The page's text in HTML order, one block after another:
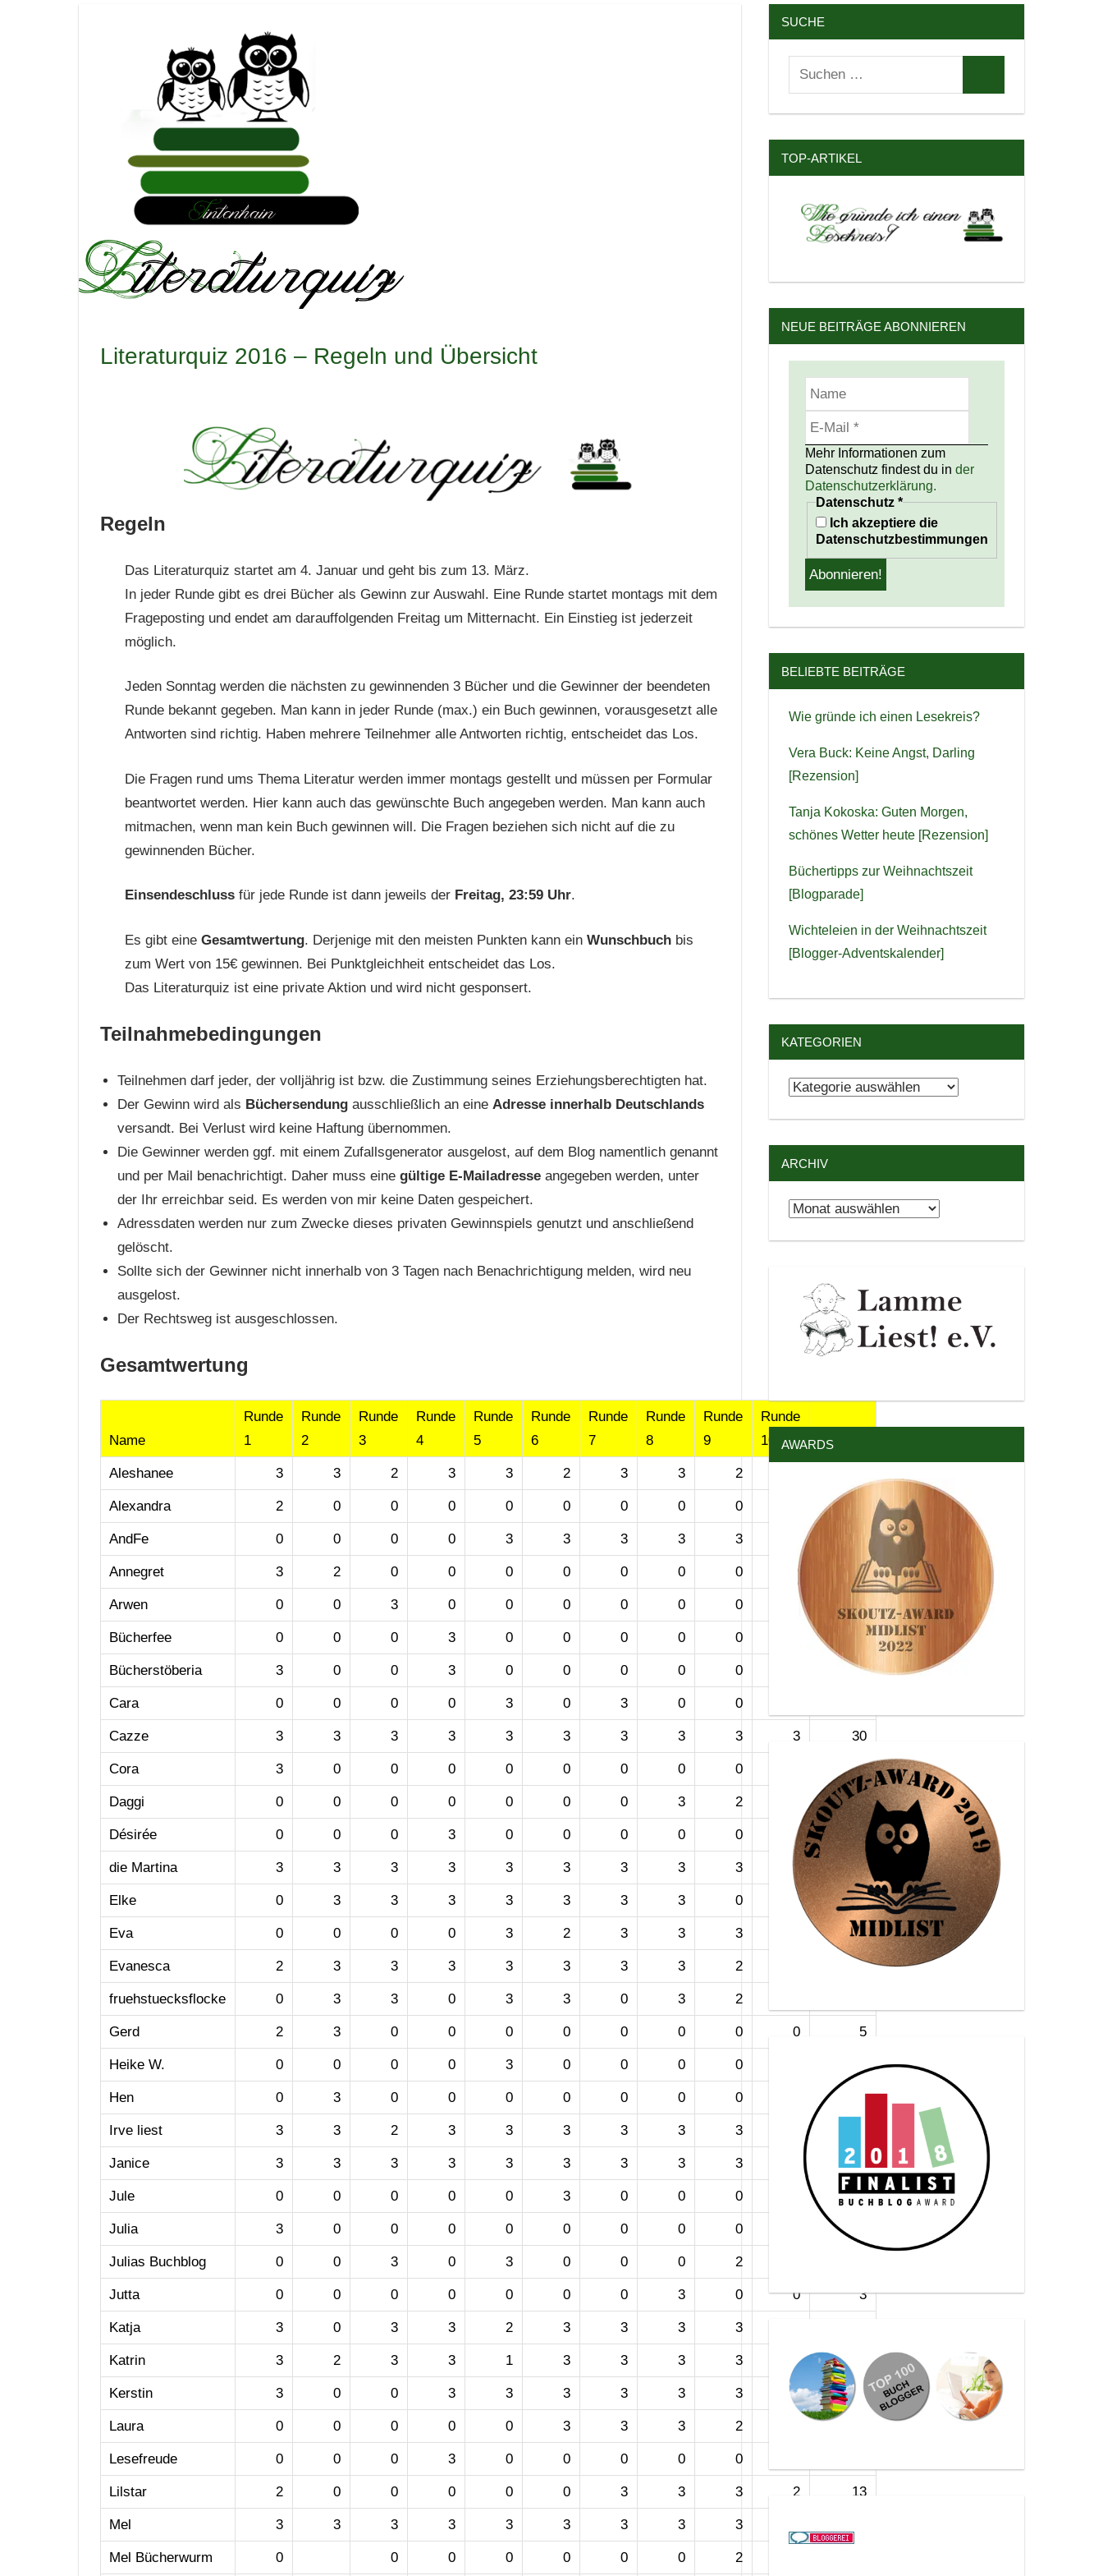
Literaturquiz 2016 – Regeln und Übersicht
Regeln
Das Literaturquiz startet am 4. Januar und geht bis zum 13. März.
In jeder Runde gibt es drei Bücher als Gewinn zur Auswahl. Eine Runde startet montags mit dem
Frageposting und endet am darauffolgenden Freitag um Mitternacht. Ein Einstieg ist jederzeit
möglich.
Jeden Sonntag werden die nächsten zu gewinnenden 3 Bücher und die Gewinner der beendeten
Runde bekannt gegeben. Man kann in jeder Runde (max.) ein Buch gewinnen, vorausgesetzt alle
Antworten sind richtig. Haben mehrere Teilnehmer alle Antworten richtig, entscheidet das Los.
Die Fragen rund ums Thema Literatur werden immer montags gestellt und müssen per Formular
beantwortet werden. Hier kann auch das gewünschte Buch angegeben werden. Man kann auch
mitmachen, wenn man kein Buch gewinnen will. Die Fragen beziehen sich nicht auf die zu
gewinnenden Bücher.
Einsendeschlussfür jede Runde ist dann jeweils der Freitag, 23:59 Uhr.
Es gibt eine Gesamtwertung. Derjenige mit den meisten Punkten kann ein Wunschbuchbis
zum Wert von 15€ gewinnen. Bei Punktgleichheit entscheidet das Los.
Das Literaturquiz ist eine private Aktion und wird nicht gesponsert.
Teilnahmebedingungen
Teilnehmen darf jeder, der volljährig ist bzw. die Zustimmung seines Erziehungsberechtigten hat.
Der Gewinn wird als Büchersendungausschließlich an eine Adresse innerhalb Deutschlands
versandt. Bei Verlust wird keine Haftung übernommen.
Die Gewinner werden ggf. mit einem Zufallsgenerator ausgelost, auf dem Blog namentlich genannt
und per Mail benachrichtigt. Daher muss eine gültige E-Mailadresseangegeben werden, unter
der Ihr erreichbar seid. Es werden von mir keine Daten gespeichert.
Adressdaten werden nur zum Zwecke dieses privaten Gewinnspiels genutzt und anschließend
gelöscht.
Sollte sich der Gewinner nicht innerhalb von 3 Tagen nach Benachrichtigung melden, wird neu
ausgelost.
Der Rechtsweg ist ausgeschlossen.
Gesamtwertung
Name
Runde
1
Runde
2
Runde
3
Runde
4
Runde
5
Runde
6
Runde
7
Runde
8
Runde
9
Runde
10
Gesamt
Aleshanee 3 3 2 3 3 2 3 3 2
Alexandra 2 0 0 0 0 0 0 0 0
AndFe 0 0 0 0 3 3 3 3 3
Annegret 3 2 0 0 0 0 0 0 0 0 5
Arwen 0 0 3 0 0 0 0 0 0 0 3
Bücherfee 0 0 0 3 0 0 0 0 0 3
Bücherstöberia 3 0 0 3 0 0 0 0 0 6
Cara 0 0 0 0 3 0 3 0 0
Cazze 3 3 3 3 3 3 3 3 3 3 30
Cora 3 0 0 0 0 0 0 0 0 3
Daggi 0 0 0 0 0 0 0 3 2 8
Désirée 0 0 0 3 0 0 0 0 0 0 3
die Martina 3 3 3 3 3 3 3 3 3 3 30
Elke 0 3 3 3 3 3 3 3 0 0 21
Eva 0 0 0 0 3 2 3 3 3 16
Evanesca 2 3 3 3 3 3 3 3 2 28
fruehstuecksflocke 0 3 3 0 3 3 0 3 2
Gerd 2 3 0 0 0 0 0 0 0 0 5
Heike W. 0 0 0 0 3 0 0 0 0
Hen 0 3 0 0 0 0 0 0 0 3
Irve liest 3 3 2 3 3 3 3 3 3
Janice 3 3 3 3 3 3 3 3 3 30
Jule 0 0 0 0 0 3 0 0 0 3
Julia 3 0 0 0 0 0 0 0 0
Julias Buchblog 0 0 3 0 3 0 0 0 2
Jutta 0 0 0 0 0 0 0 3 0 0 3
Katja 3 0 3 3 2 3 3 3 3
Katrin 3 2 3 3 1 3 3 3 3 0
Kerstin 3 0 0 3 3 3 3 3 3 3 24
Laura 0 0 0 0 0 3 3 3 2
Lesefreude 0 0 0 3 0 0 0 0 0
Lilstar 2 0 0 0 0 0 3 3 3 2 13
Mel 3 3 3 3 3 3 3 3 3
Mel Bücherwurm 0 0 0 0 0 0 0 2
SUCHE
Suchen
nach:
TOP-ARTIKEL
NEUE BEITRÄGE ABONNIEREN
Mehr Informationen zum
Datenschutz findest du in der
Datenschutzerklärung.
Datenschutz *
Ich akzeptiere die
Datenschutzbestimmungen
BELIEBTE BEITRÄGE
Wie gründe ich einen Lesekreis?
Vera Buck: Keine Angst, Darling
[Rezension]
Tanja Kokoska: Guten Morgen,
schönes Wetter heute [Rezension]
Büchertipps zur Weihnachtszeit
[Blogparade]
Wichteleien in der Weihnachtszeit
[Blogger-Adventskalender]
KATEGORIEN
Kategorien
ARCHIV
Archiv
AWARDS